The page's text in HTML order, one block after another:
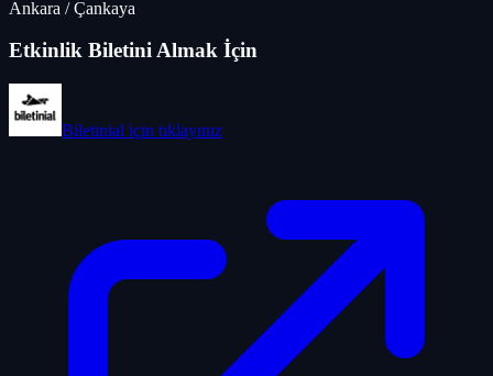
Ankara /Çankaya
Etkinlik Biletini Almak İçin
Biletinial için tıklayınız